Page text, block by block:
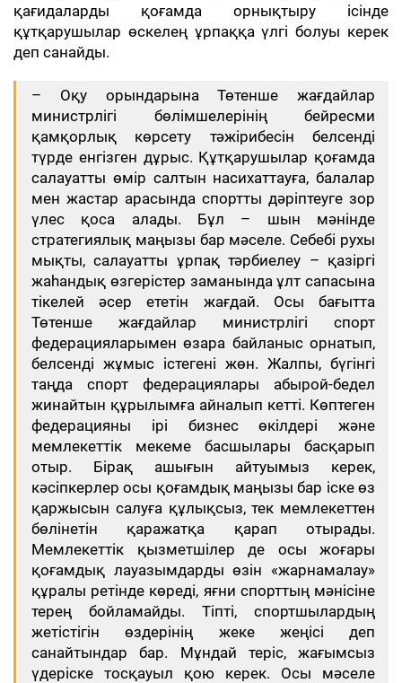
қағидаларды қоғамда орнықтыру ісінде
құтқарушылар өскелең ұрпаққа үлгі болуы керек
деп санайды.
– Оқу орындарына Төтенше жағдайлар
министрлігі бөлімшелерінің бейресми
қамқорлық көрсету тәжірибесін белсенді
түрде енгізген дұрыс. Құтқарушылар қоғамда
салауатты өмір салтын насихаттауға, балалар
мен жастар арасында спортты дәріптеуге зор
үлес қоса алады. Бұл – шын мәнінде
стратегиялық маңызы бар мәселе. Себебі рухы
мықты, салауатты ұрпақ тәрбиелеу – қазіргі
жаһандық өзгерістер заманында ұлт сапасына
тікелей әсер ететін жағдай. Осы бағытта
Төтенше жағдайлар министрлігі спорт
федерацияларымен өзара байланыс орнатып,
белсенді жұмыс істегені жөн. Жалпы, бүгінгі
таңда спорт федерациялары абырой-бедел
жинайтын құрылымға айналып кетті. Көптеген
федерацияны ірі бизнес өкілдері және
мемлекеттік мекеме басшылары басқарып
отыр. Бірақ ашығын айтуымыз керек,
кәсіпкерлер осы қоғамдық маңызы бар іске өз
қаржысын салуға құлықсыз, тек мемлекеттен
бөлінетін қаражатқа қарап отырады.
Мемлекеттік қызметшілер де осы жоғары
қоғамдық лауазымдарды өзін «жарнамалау»
құралы ретінде көреді, яғни спорттың мәнісіне
терең бойламайды. Тіпті, спортшылардың
жетістігін өздерінің жеке жеңісі деп
санайтындар бар. Мұндай теріс, жағымсыз
үдеріске тосқауыл қою керек. Осы мәселе